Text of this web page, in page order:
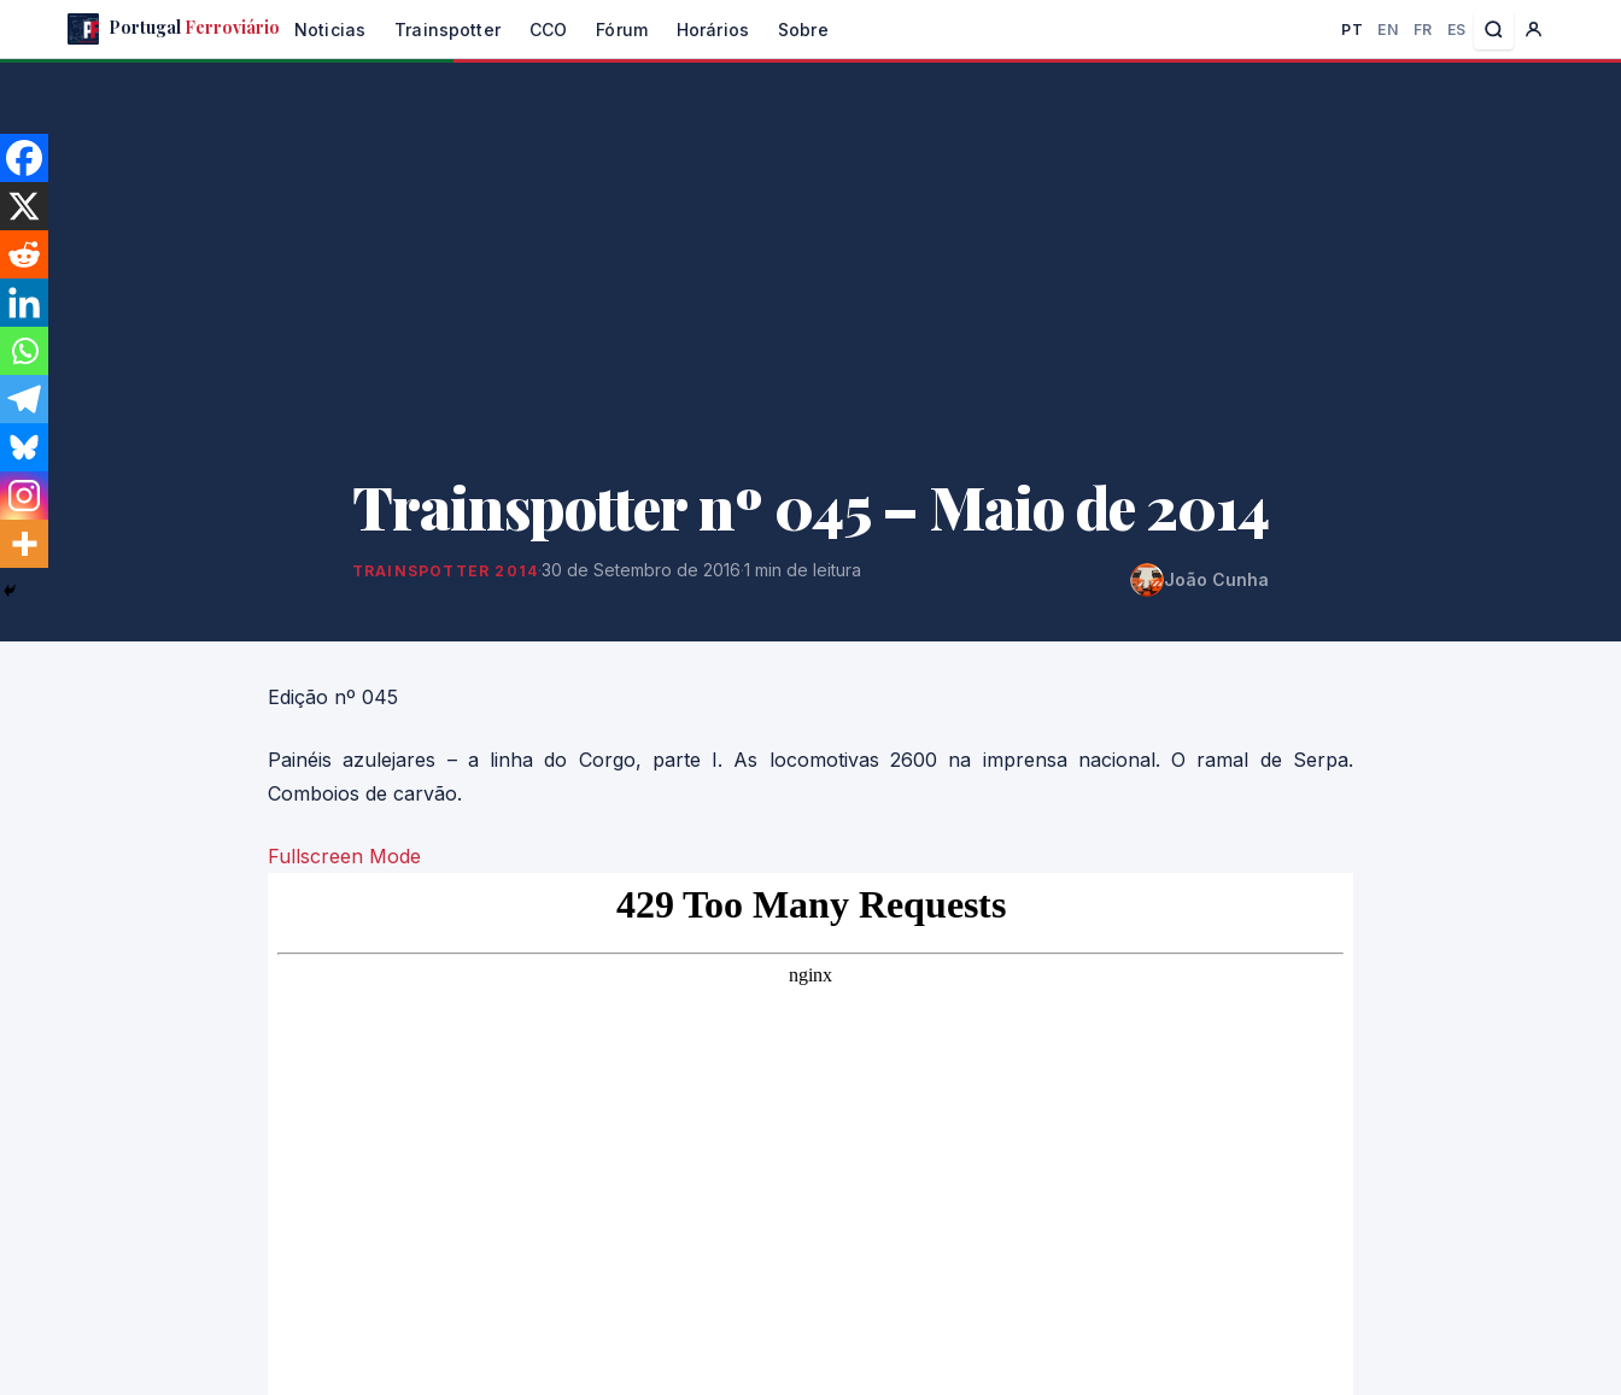
Portugal Ferroviário Noticias Trainspotter CCO Fórum Horários Sobre PT EN FR ES
Trainspotter nº 045 – Maio de 2014
TRAINSPOTTER 2014·30 de Setembro de 2016·1 min de leitura João Cunha
Edição nº 045
Painéis azulejares – a linha do Corgo, parte I. As locomotivas 2600 na imprensa nacional. O ramal de Serpa.
Comboios de carvão.
Fullscreen Mode